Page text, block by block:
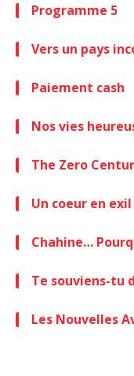
Programme 5
Vers un pays
Paiement cash
Nos vies
The Zero
Un coeur en exil
Chahine…
Te souviens-tu
Les Nouvelles